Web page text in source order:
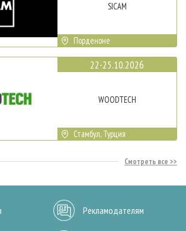
SICAM
Порденоне
22-25.10.2026
WOODTECH
Стамбул, Турция
Смотреть все
Рекламодателям